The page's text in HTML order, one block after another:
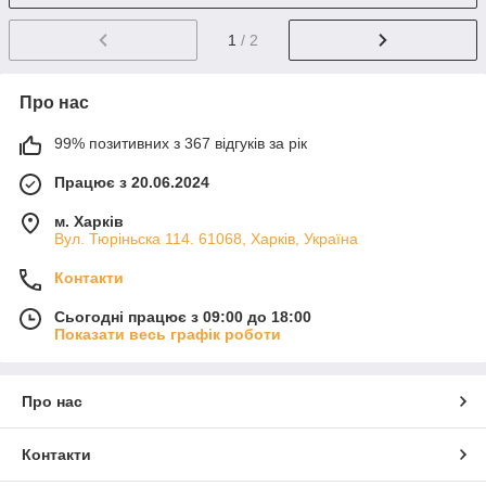
1 / 2
Про нас
99% позитивних з 367 відгуків за рік
Працює з 20.06.2024
м. Харків
Вул. Тюріньска 114. 61068, Харків, Україна
Контакти
Сьогодні працює з 09:00 до 18:00
Показати весь графік роботи
Про нас
Контакти